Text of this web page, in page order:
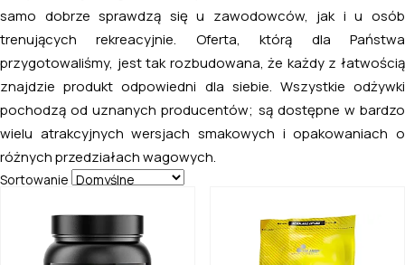
samo dobrze sprawdzą się u zawodowców, jak i u osób
trenujących rekreacyjnie. Oferta, którą dla Państwa
przygotowaliśmy, jest tak rozbudowana, że każdy z łatwością
znajdzie produkt odpowiedni dla siebie. Wszystkie odżywki
pochodzą od uznanych producentów; są dostępne w bardzo
wielu atrakcyjnych wersjach smakowych i opakowaniach o
różnych przedziałach wagowych.
Sortowanie